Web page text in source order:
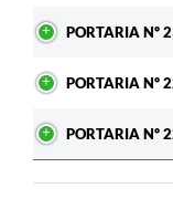
PORTARIA Nº
PORTARIA Nº
PORTARIA Nº